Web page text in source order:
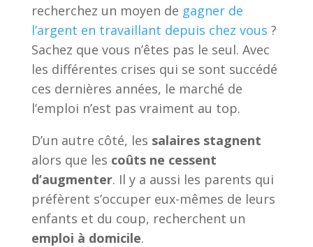
recherchez un moyen de gagner de
l’argent en travaillant depuis chez vous ?
Sachez que vous n’êtes pas le seul. Avec
les différentes crises qui se sont succédé
ces dernières années, le marché de
l’emploi n’est pas vraiment au top.
D’un autre côté, les salaires stagnent
alors que les coûts ne cessent
d’augmenter. Il y a aussi les parents qui
préfèrent s’occuper eux-mêmes de leurs
enfants et du coup, recherchent un
emploi à domicile.